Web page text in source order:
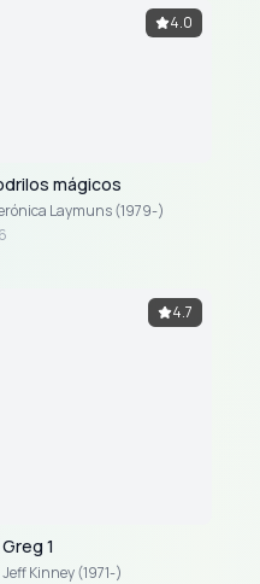
4.0
mágicos
Laymuns (1979-)
4.7
1
Jeff Kinney (1971-)